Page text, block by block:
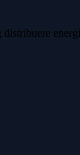
distribuere